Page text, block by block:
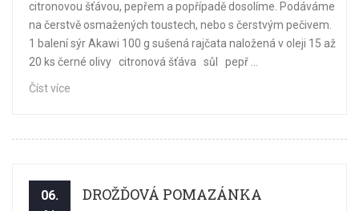
citronovou šťávou, pepřem a popřípadě dosolíme. Podáváme
na čerstvě osmažených toustech, nebo s čerstvým pečivem.
1 balení sýr Akawi 100 g sušená rajčata naložená v oleji 15 až
20 ks černé olivy citronová šťáva sůl pepř ...
Číst více
06. DROŽĎOVÁ POMAZÁNKA